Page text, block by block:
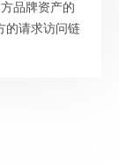
品牌资产的
的请求访问链